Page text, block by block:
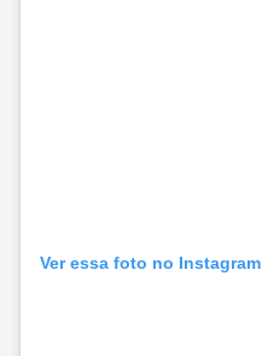
Ver essa foto no Instagram